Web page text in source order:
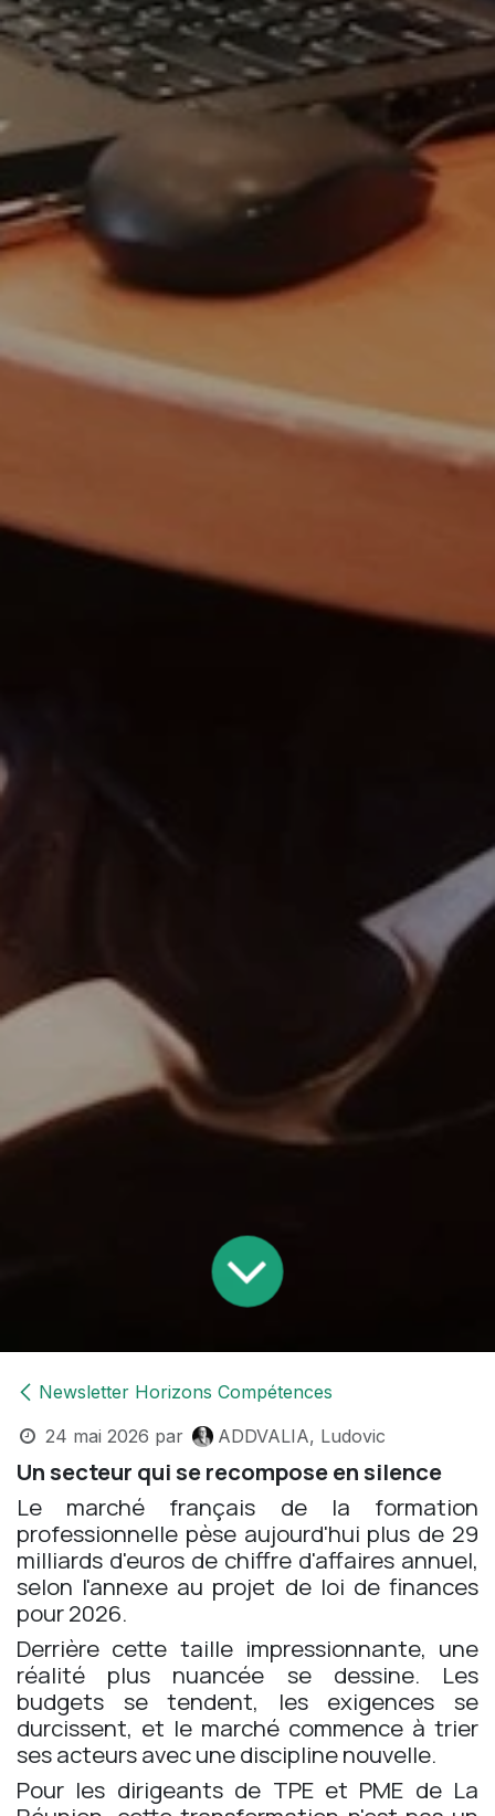
Newsletter Horizons Compétences
24 mai 2026 par ADDVALIA, Ludovic
Un secteur qui se recompose en silence
Le marché français de la formation
professionnelle pèse aujourd'hui plus de 29
milliards d'euros de chiffre d'affaires annuel,
selon l'annexe au projet de loi de finances
pour 2026.
Derrière cette taille impressionnante, une
réalité plus nuancée se dessine. Les
budgets se tendent, les exigences se
durcissent, et le marché commence à trier
ses acteurs avec une discipline nouvelle.
Pour les dirigeants de TPE et PME de La